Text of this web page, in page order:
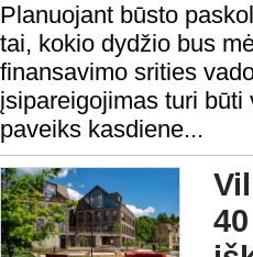
Planuojant būsto
tai, kokio dydžio bus
finansavimo srities
įsipareigojimas turi
paveiks kasdiene...